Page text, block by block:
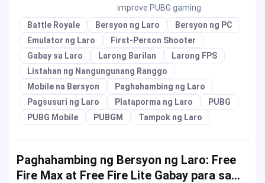
improve PUBG gaming
Battle Royale
Bersyon ng Laro
Bersyon ng PC
Emulator ng Laro
First-Person Shooter
Gabay sa Laro
Larong Barilan
Larong FPS
Listahan ng Nangungunang Ranggo
Mobile na Bersyon
Paghahambing ng Laro
Pagsusuri ng Laro
Plataporma ng Laro
PUBG
PUBG Mobile
PUBGM Tampok ng Laro
Paghahambing ng Bersyon ng Laro: Free
Fire Max at Free Fire Lite Gabay para sa